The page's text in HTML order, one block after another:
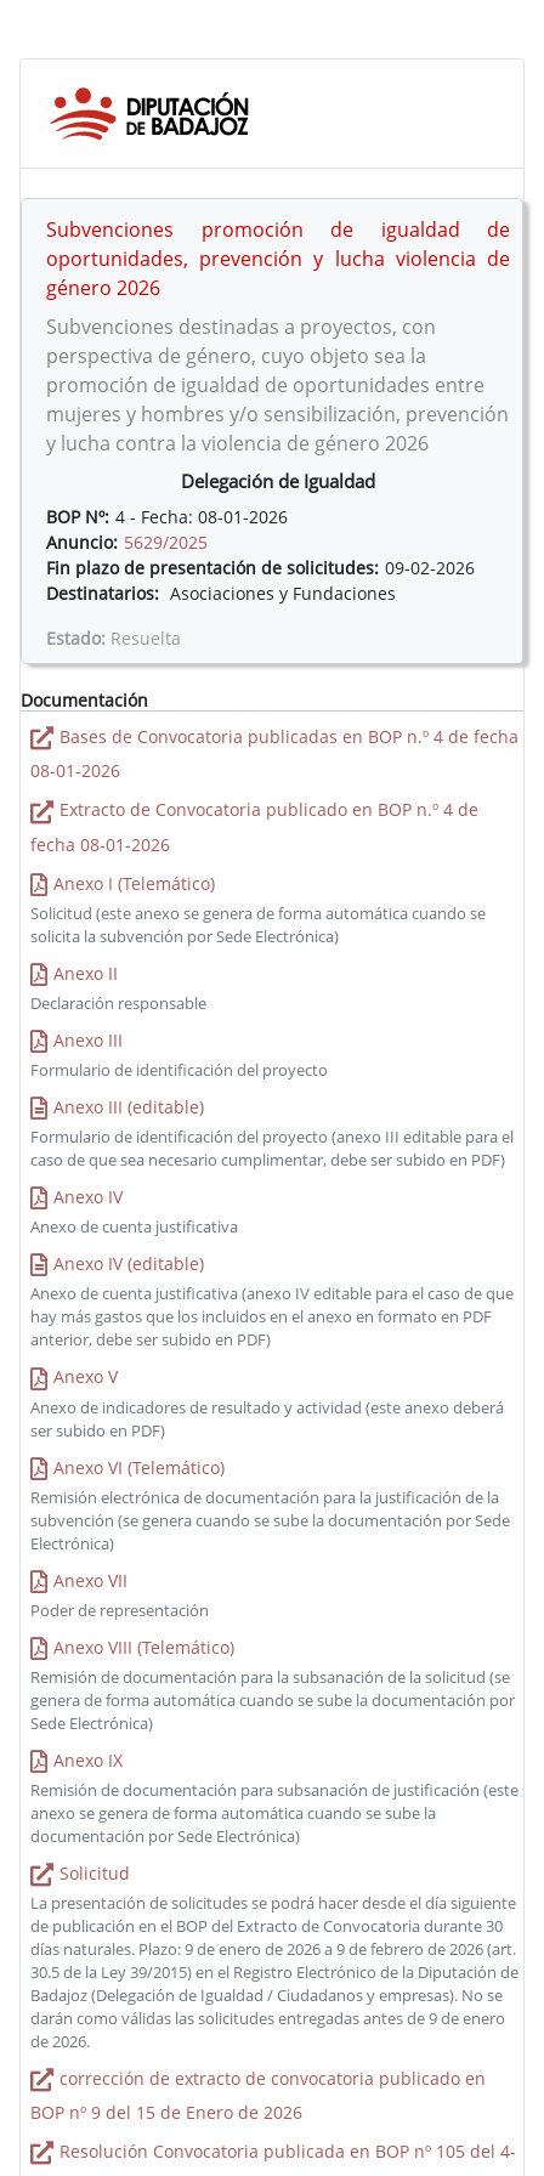
Subvenciones promoción de igualdad de
oportunidades, prevención y lucha violencia de
género 2026
Subvenciones destinadas a proyectos, con
perspectiva de género, cuyo objeto sea la
promoción de igualdad de oportunidades entre
mujeres y hombres y/o sensibilización, prevención
y lucha contra la violencia de género 2026
Delegación de Igualdad
BOP Nº: 4 - Fecha: 08-01-2026
Anuncio: 5629/2025
Fin plazo de presentación de solicitudes: 09-02-2026
Destinatarios: Asociaciones y Fundaciones
Estado: Resuelta
Documentación
Bases de Convocatoria publicadas en BOP n.º 4 de fecha
08-01-2026
Extracto de Convocatoria publicado en BOP n.º 4 de
fecha 08-01-2026
Anexo I (Telemático)
Solicitud (este anexo se genera de forma automática cuando se
solicita la subvención por Sede Electrónica)
Anexo II
Declaración responsable
Anexo III
Formulario de identificación del proyecto
Anexo III (editable)
Formulario de identificación del proyecto (anexo III editable para el
caso de que sea necesario cumplimentar, debe ser subido en PDF)
Anexo IV
Anexo de cuenta justificativa
Anexo IV (editable)
Anexo de cuenta justificativa (anexo IV editable para el caso de que
hay más gastos que los incluidos en el anexo en formato en PDF
anterior, debe ser subido en PDF)
Anexo V
Anexo de indicadores de resultado y actividad (este anexo deberá
ser subido en PDF)
Anexo VI (Telemático)
Remisión electrónica de documentación para la justificación de la
subvención (se genera cuando se sube la documentación por Sede
Electrónica)
Anexo VII
Poder de representación
Anexo VIII (Telemático)
Remisión de documentación para la subsanación de la solicitud (se
genera de forma automática cuando se sube la documentación por
Sede Electrónica)
Anexo IX
Remisión de documentación para subsanación de justificación (este
anexo se genera de forma automática cuando se sube la
documentación por Sede Electrónica)
Solicitud
La presentación de solicitudes se podrá hacer desde el día siguiente
de publicación en el BOP del Extracto de Convocatoria durante 30
días naturales. Plazo: 9 de enero de 2026 a 9 de febrero de 2026 (art.
30.5 de la Ley 39/2015) en el Registro Electrónico de la Diputación de
Badajoz (Delegación de Igualdad / Ciudadanos y empresas). No se
darán como válidas las solicitudes entregadas antes de 9 de enero
de 2026.
corrección de extracto de convocatoria publicado en
BOP nº 9 del 15 de Enero de 2026
Resolución Convocatoria publicada en BOP nº 105 del 4-